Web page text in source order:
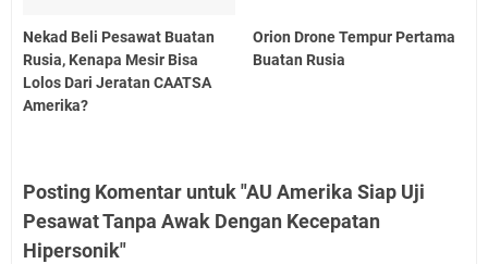
Nekad Beli Pesawat Buatan
Rusia, Kenapa Mesir Bisa
Lolos Dari Jeratan CAATSA
Amerika?
Orion Drone Tempur Pertama
Buatan Rusia
Posting Komentar untuk "AU Amerika Siap Uji
Pesawat Tanpa Awak Dengan Kecepatan
Hipersonik"